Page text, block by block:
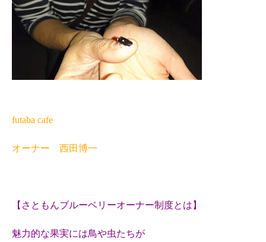
futaba cafe
オーナー 西田博一
【さともんブルーベリーオーナー制度とは】
魅力的な果実には鳥や虫たちが